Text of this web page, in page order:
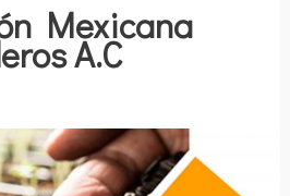
Mexicana
A.C